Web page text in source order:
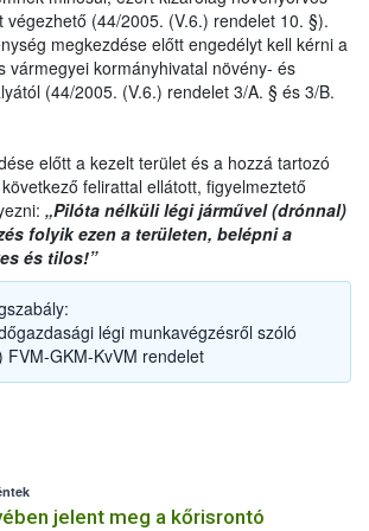
végezhető (44/2005. (V.6.) rendelet 10. §).
megkezdése előtt engedélyt kell kérni a
vármegyei kormányhivatal növény- és
(44/2005. (V.6.) rendelet 3/A. § és 3/B.
előtt a kezelt terület és a hozzá tartozó
felirattal ellátott, figyelmeztető
„Pilóta nélküli légi járművel (drónnal)
folyik ezen a területen, belépni a
és tilos!”
légi munkavégzésről szóló
FVM-GKM-KvVM rendelet
jelent meg a kőrisrontó